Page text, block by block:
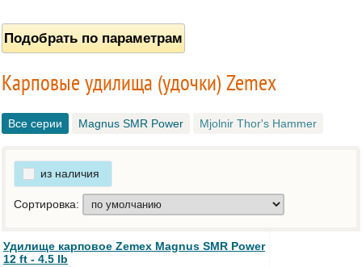
Подобрать по параметрам
Карповые удилища (удочки) Zemex
Все серии Magnus SMR Power Mjolnir Thor's Hammer
из наличия
Сортировка:
Удилище карповое Zemex Magnus SMR Power
12 ft - 4.5 lb